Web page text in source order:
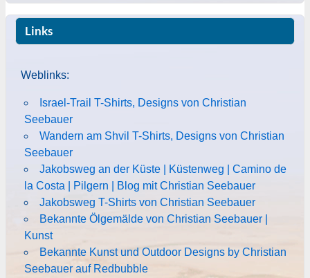
Links
Weblinks:
Israel-Trail T-Shirts, Designs von Christian
Seebauer
Wandern am Shvil T-Shirts, Designs von Christian
Seebauer
Jakobsweg an der Küste | Küstenweg | Camino de
la Costa | Pilgern | Blog mit Christian Seebauer
Jakobsweg T-Shirts von Christian Seebauer
Bekannte Ölgemälde von Christian Seebauer |
Kunst
Bekannte Kunst und Outdoor Designs by Christian
Seebauer auf Redbubble